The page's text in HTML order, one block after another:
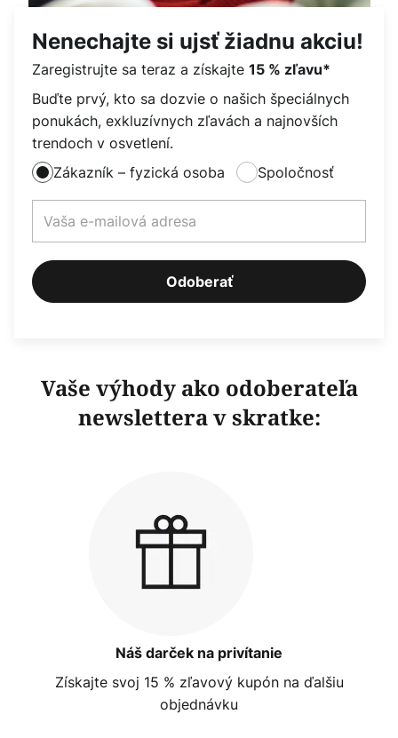
Nenechajte si ujsť žiadnu akciu!
Zaregistrujte sa teraz a získajte 15 % zľavu*
Buďte prvý, kto sa dozvie o našich špeciálnych
ponukách, exkluzívnych zľavách a najnovších
trendoch v osvetlení.
Zákazník – fyzická osoba
Spoločnosť
Odoberať
Vaše výhody ako odoberateľa
newslettera v skratke:
Náš darček na privítanie
Získajte svoj 15 % zľavový kupón na ďalšiu
objednávku